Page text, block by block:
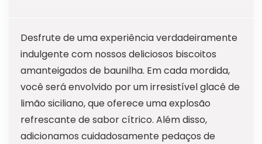
Desfrute de uma experiência verdadeiramente
indulgente com nossos deliciosos biscoitos
amanteigados de baunilha. Em cada mordida,
você será envolvido por um irresistível glacê de
limão siciliano, que oferece uma explosão
refrescante de sabor cítrico. Além disso,
adicionamos cuidadosamente pedaços de